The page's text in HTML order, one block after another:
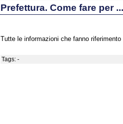
Prefettura. Come fare per ...
Tutte le informazioni che fanno
Tags: -